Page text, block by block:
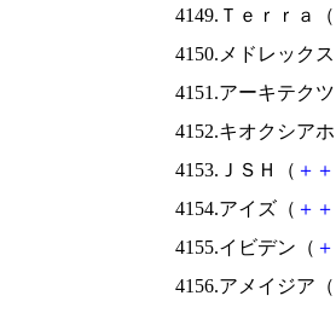
4149.Ｔｅｒｒａ（
4150.メドレック
4151.アーキテク
4152.キオクシア
4153.ＪＳＨ（ ＋ ＋
4154.アイズ（ ＋ ＋
4155.イビデン（ ＋
4156.アメイジア（